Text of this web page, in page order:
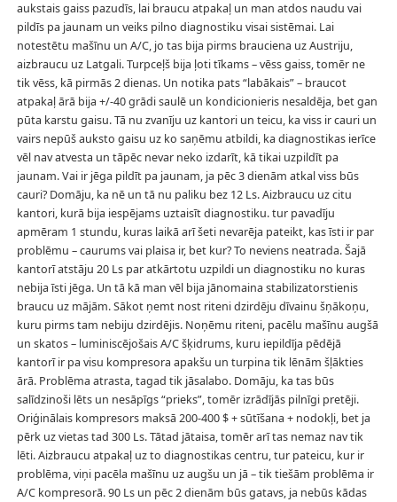
aukstais gaiss pazudīs, lai braucu atpakaļ un man atdos naudu vai
pildīs pa jaunam un veiks pilno diagnostiku visai sistēmai. Lai
notestētu mašīnu un A/C, jo tas bija pirms brauciena uz Austriju,
aizbraucu uz Latgali. Turpceļš bija ļoti tīkams – vēss gaiss, tomēr ne
tik vēss, kā pirmās 2 dienas. Un notika pats “labākais” – braucot
atpakaļ ārā bija +/-40 grādi saulē un kondicionieris nesaldēja, bet gan
pūta karstu gaisu. Tā nu zvanīju uz kantori un teicu, ka viss ir cauri un
vairs nepūš auksto gaisu uz ko saņēmu atbildi, ka diagnostikas ierīce
vēl nav atvesta un tāpēc nevar neko izdarīt, kā tikai uzpildīt pa
jaunam. Vai ir jēga pildīt pa jaunam, ja pēc 3 dienām atkal viss būs
cauri? Domāju, ka nē un tā nu paliku bez 12 Ls. Aizbraucu uz citu
kantori, kurā bija iespējams uztaisīt diagnostiku. tur pavadīju
apmēram 1 stundu, kuras laikā arī šeti nevarēja pateikt, kas īsti ir par
problēmu – caurums vai plaisa ir, bet kur? To neviens neatrada. Šajā
kantorī atstāju 20 Ls par atkārtotu uzpildi un diagnostiku no kuras
nebija īsti jēga. Un tā kā man vēl bija jānomaina stabilizatorstienis
braucu uz mājām. Sākot ņemt nost riteni dzirdēju dīvainu šņākoņu,
kuru pirms tam nebiju dzirdējis. Noņēmu riteni, pacēlu mašīnu augšā
un skatos – luminiscējošais A/C šķidrums, kuru iepildīja pēdējā
kantorī ir pa visu kompresora apakšu un turpina tik lēnām šļākties
ārā. Problēma atrasta, tagad tik jāsalabo. Domāju, ka tas būs
salīdzinoši lēts un nesāpīgs “prieks”, tomēr izrādījās pilnīgi pretēji.
Oriģinālais kompresors maksā 200-400 $ + sūtīšana + nodokļi, bet ja
pērk uz vietas tad 300 Ls. Tātad jātaisa, tomēr arī tas nemaz nav tik
lēti. Aizbraucu atpakaļ uz to diagnostikas centru, tur pateicu, kur ir
problēma, viņi pacēla mašīnu uz augšu un jā – tik tiešām problēma ir
A/C kompresorā. 90 Ls un pēc 2 dienām būs gatavs, ja nebūs kādas